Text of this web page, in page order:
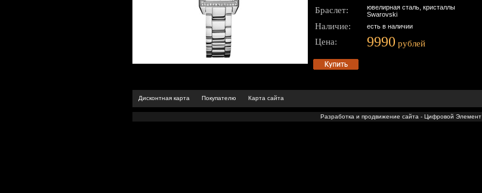
Браслет:
ювелирная сталь, кристаллы
Swarovski
Наличие: есть в наличии
Цена: 9990 рублей
Дисконтная карта Покупателю Карта сайта
Разработка и продвижение сайта - Цифровой Элемент